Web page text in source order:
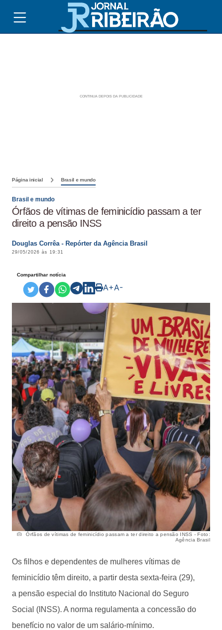
Página inicial Brasil e mundo
Brasil e mundo
Órfãos de vítimas de feminicídio passam a ter
direito a pensão INSS
Douglas Corrêa - Repórter da Agência Brasil
29/05/2026 às 19:31
Compartilhar notícia
A+A-
Órfãos de vítimas de feminicídio passam a ter direito a pensão INSS - Foto:
Agência Brasil
Os filhos e dependentes de mulheres vítimas de
feminicídio têm direito, a partir desta sexta-feira (29),
a pensão especial do Instituto Nacional do Seguro
Social (INSS). A norma regulamenta a concessão do
benefício no valor de um salário-mínimo.